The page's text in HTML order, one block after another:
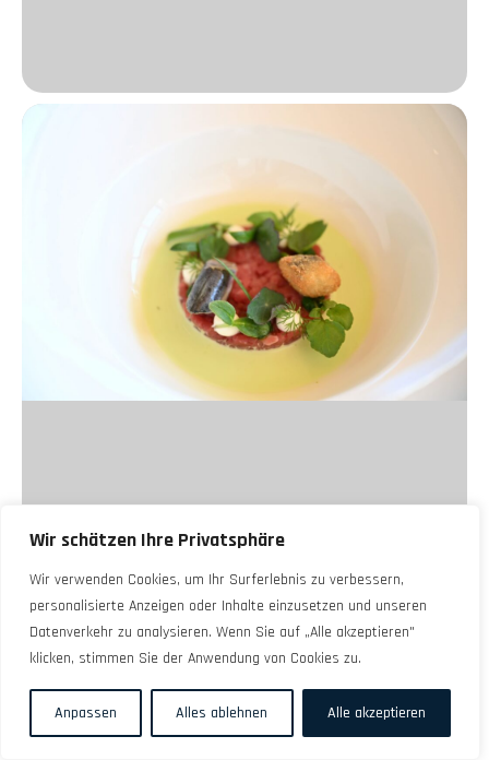
Wir schätzen Ihre Privatsphäre
Wir verwenden Cookies, um Ihr Surferlebnis zu verbessern,
personalisierte Anzeigen oder Inhalte einzusetzen und unseren
Datenverkehr zu analysieren. Wenn Sie auf „Alle akzeptieren"
klicken, stimmen Sie der Anwendung von Cookies zu.
Anpassen Alles ablehnen Alle akzeptieren